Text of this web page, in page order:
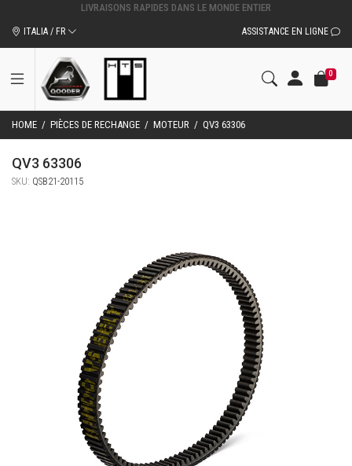
ITALIA / FR ASSISTANCE EN LIGNE
0
HOME / PIÈCES DE RECHANGE / MOTEUR / QV3 63306
QV3 63306
SKU: QSB21-20115